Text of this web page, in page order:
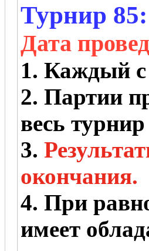
Турнир
Дата
1. Каждый с
2. Партии
весь
3.
окончания.
4. При
имеет